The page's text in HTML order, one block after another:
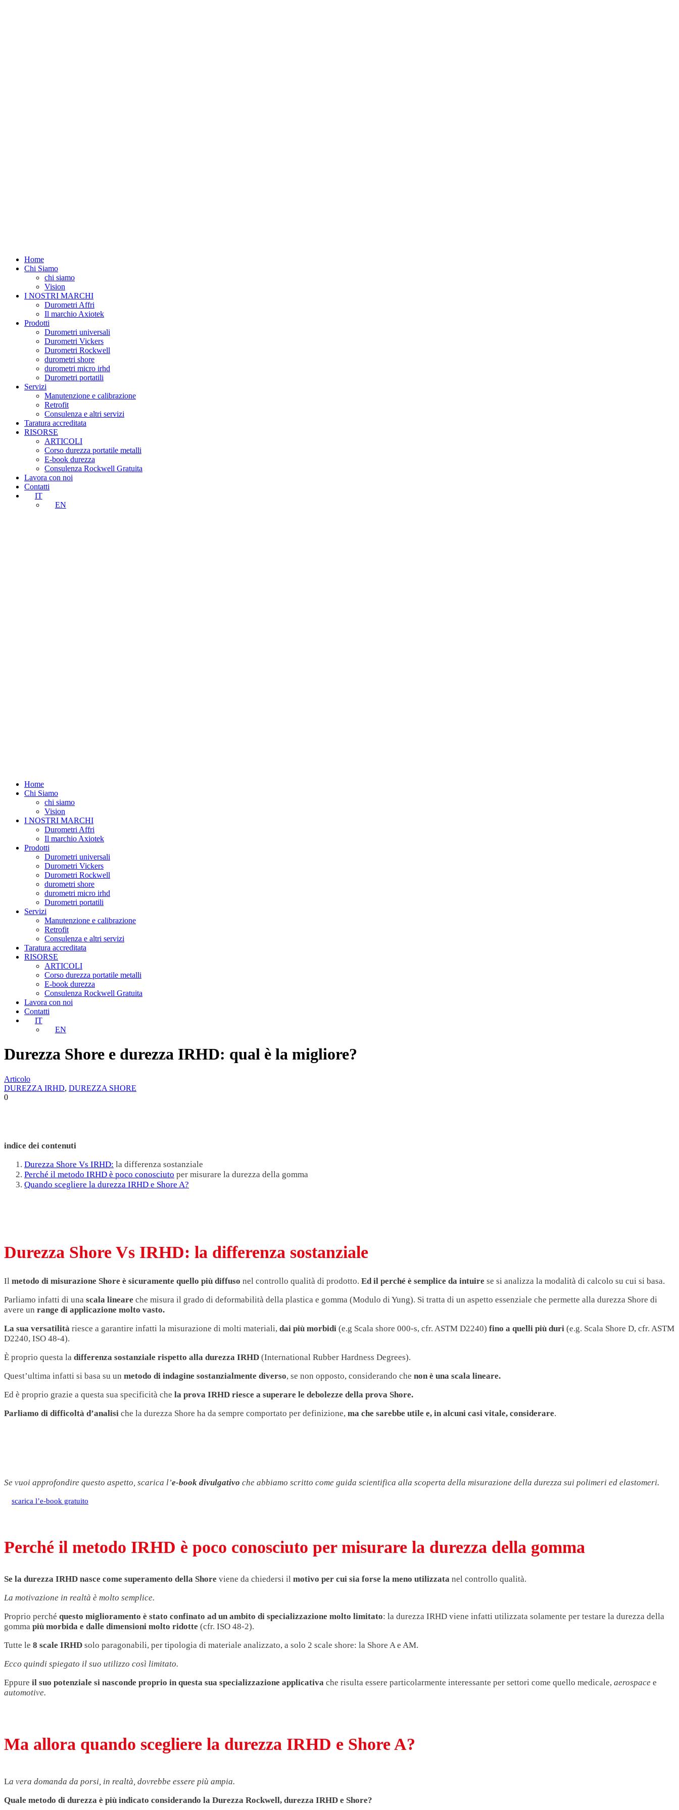
Home
Chi Siamo
chi siamo
Vision
I NOSTRI MARCHI
Durometri Affri
Il marchio Axiotek
Prodotti
Durometri universali
Durometri Vickers
Durometri Rockwell
durometri shore
durometri micro irhd
Durometri portatili
Servizi
Manutenzione e calibrazione
Retrofit
Consulenza e altri servizi
Taratura accreditata
RISORSE
ARTICOLI
Corso durezza portatile metalli
E-book durezza
Consulenza Rockwell Gratuita
Lavora con noi
Contatti
IT
EN
Home
Chi Siamo
chi siamo
Vision
I NOSTRI MARCHI
Durometri Affri
Il marchio Axiotek
Prodotti
Durometri universali
Durometri Vickers
Durometri Rockwell
durometri shore
durometri micro irhd
Durometri portatili
Servizi
Manutenzione e calibrazione
Retrofit
Consulenza e altri servizi
Taratura accreditata
RISORSE
ARTICOLI
Corso durezza portatile metalli
E-book durezza
Consulenza Rockwell Gratuita
Lavora con noi
Contatti
IT
EN
Durezza Shore e durezza IRHD: qual è la migliore?
Articolo
DUREZZA IRHD, DUREZZA SHORE
0
indice dei contenuti
Durezza Shore Vs IRHD: la differenza sostanziale
Perché il metodo IRHD è poco conosciuto per misurare la durezza della gomma
Quando scegliere la durezza IRHD e Shore A?
Durezza Shore Vs IRHD: la differenza sostanziale
Il metodo di misurazione Shore è sicuramente quello più diffuso nel controllo qualità di prodotto. Ed il perché è semplice da intuire se si analizza la modalità di calcolo su cui si basa.
Parliamo infatti di una scala lineare che misura il grado di deformabilità della plastica e gomma (Modulo di Yung). Si tratta di un aspetto essenziale che permette alla durezza Shore di
avere un range di applicazione molto vasto.
La sua versatilità riesce a garantire infatti la misurazione di molti materiali, dai più morbidi (e.g Scala shore 000-s, cfr. ASTM D2240) fino a quelli più duri (e.g. Scala Shore D, cfr. ASTM
D2240, ISO 48-4).
È proprio questa la differenza sostanziale rispetto alla durezza IRHD (International Rubber Hardness Degrees).
Quest’ultima infatti si basa su un metodo di indagine sostanzialmente diverso, se non opposto, considerando che non è una scala lineare.
Ed è proprio grazie a questa sua specificità che la prova IRHD riesce a superare le debolezze della prova Shore.
Parliamo di difficoltà d’analisi che la durezza Shore ha da sempre comportato per definizione, ma che sarebbe utile e, in alcuni casi vitale, considerare.
Se vuoi approfondire questo aspetto, scarica l’e-book divulgativo che abbiamo scritto come guida scientifica alla scoperta della misurazione della durezza sui polimeri ed elastomeri.
scarica l’e-book gratuito
Perché il metodo IRHD è poco conosciuto per misurare la durezza della gomma
Se la durezza IRHD nasce come superamento della Shore viene da chiedersi il motivo per cui sia forse la meno utilizzata nel controllo qualità.
La motivazione in realtà è molto semplice.
Proprio perché questo miglioramento è stato confinato ad un ambito di specializzazione molto limitato: la durezza IRHD viene infatti utilizzata solamente per testare la durezza della
gomma più morbida e dalle dimensioni molto ridotte (cfr. ISO 48-2).
Tutte le 8 scale IRHD solo paragonabili, per tipologia di materiale analizzato, a solo 2 scale shore: la Shore A e AM.
Ecco quindi spiegato il suo utilizzo così limitato.
Eppure il suo potenziale si nasconde proprio in questa sua specializzazione applicativa che risulta essere particolarmente interessante per settori come quello medicale, aerospace e
automotive.
Ma allora quando scegliere la durezza IRHD e Shore A?
La vera domanda da porsi, in realtà, dovrebbe essere più ampia.
Quale metodo di durezza è più indicato considerando la Durezza Rockwell, durezza IRHD e Shore?